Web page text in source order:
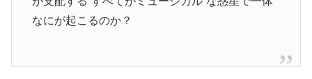
なにが起こるのか？